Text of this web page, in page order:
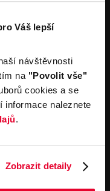
Váš lepší
návštěvnosti
na "Povolit vše"
cookies a se
informace naleznete
.
Zobrazit detaily
Auto+ Poděbrady
vozy
odkazy
obchodní
pro online